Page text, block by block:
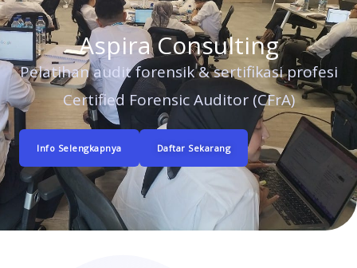
Aspira Consulting
Pelatihan audit forensik & sertifikasi profesi
Certified Forensic Auditor (CFrA)
Info Selengkapnya Daftar Sekarang